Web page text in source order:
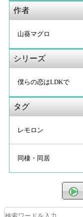
作者
山葵マグロ
シリーズ
僕らの恋はLDKで
タグ
レモロン
同棲・同居